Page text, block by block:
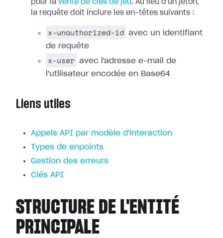
pour la vente de clés de jeu . Au lieu d'un jeton,
la requête doit inclure les en-têtes suivants :
x-unauthorized-id avec un identifiant
de requête
x-user avec l'adresse e-mail de
l'utilisateur encodée en Base64
Liens utiles
Appels API par modèle d'interaction
Types de enpoints
Gestion des erreurs
Clés API
STRUCTURE DE L'ENTITÉ
PRINCIPALE